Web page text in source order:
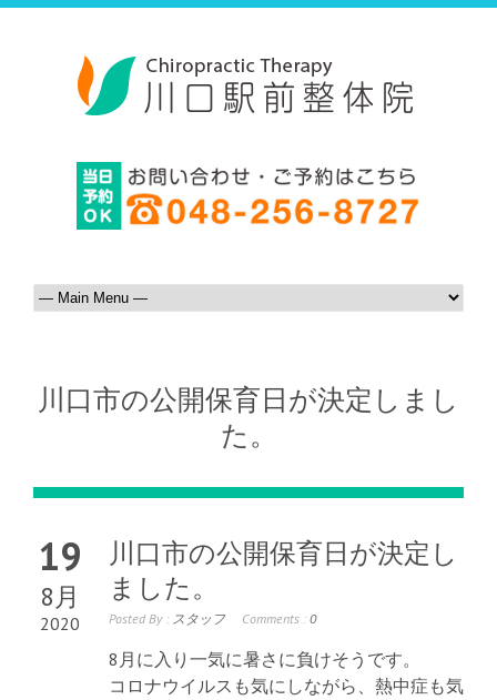
川口市の公開保育日が決定しまし
た。
19
8月
2020
川口市の公開保育日が決定し
ました。
Posted By : スタッフ Comments : 0
8月に入り一気に暑さに負けそうです。
コロナウイルスも気にしながら、熱中症も気